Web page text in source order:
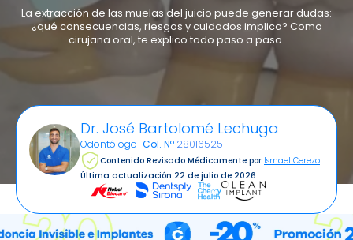
La extracción de las muelas del juicio puede generar dudas:
¿qué consecuencias, riesgos y cuidados implica? Como
cirujana oral, te explico todo paso a paso.
Dr. José Bartolomé Lechuga
Odontólogo-Col. Nº 28016525
Contenido Revisado Médicamente por Ismael Cerezo
Última actualización:22 de julio de 2026